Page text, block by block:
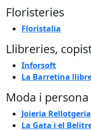
Floristeries
Floristalia
Llibreries,
Inforsoft
La Barretina
Moda i persona
Joieria
La Gata i el